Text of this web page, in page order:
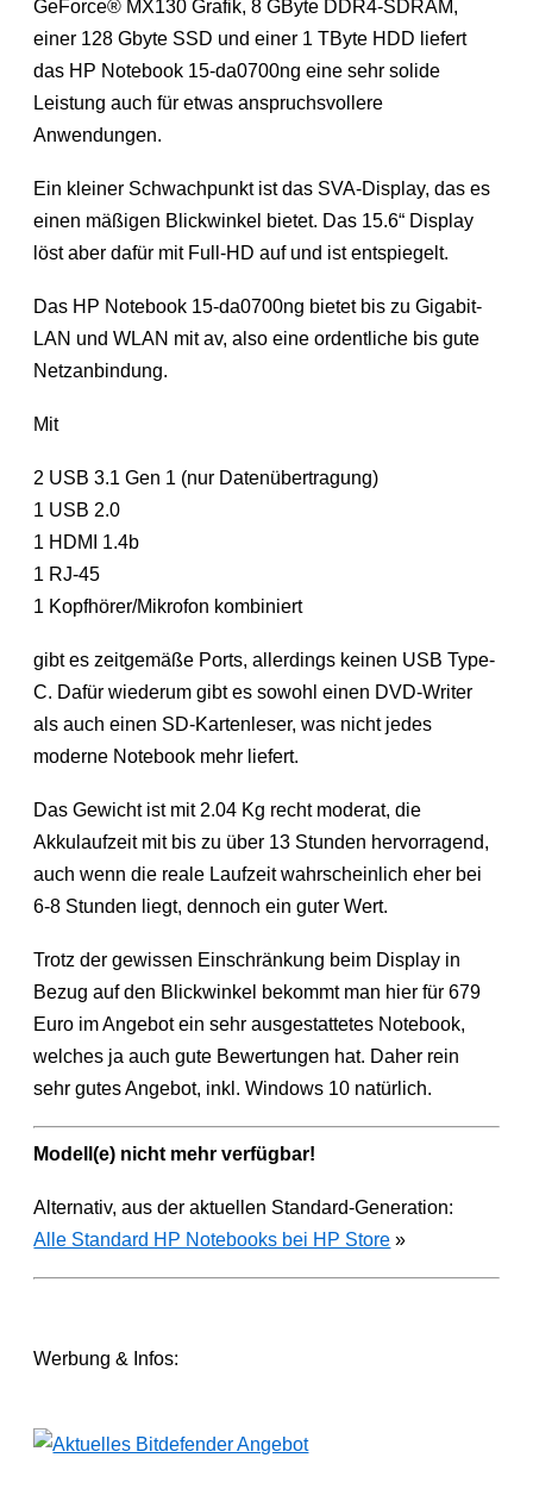
GeForce® MX130 Grafik, 8 GByte DDR4-SDRAM,
einer 128 Gbyte SSD und einer 1 TByte HDD liefert
das HP Notebook 15-da0700ng eine sehr solide
Leistung auch für etwas anspruchsvollere
Anwendungen.
Ein kleiner Schwachpunkt ist das SVA-Display, das es
einen mäßigen Blickwinkel bietet. Das 15.6“ Display
löst aber dafür mit Full-HD auf und ist entspiegelt.
Das HP Notebook 15-da0700ng bietet bis zu Gigabit-
LAN und WLAN mit av, also eine ordentliche bis gute
Netzanbindung.
Mit
2 USB 3.1 Gen 1 (nur Datenübertragung)
1 USB 2.0
1 HDMI 1.4b
1 RJ-45
1 Kopfhörer/Mikrofon kombiniert
gibt es zeitgemäße Ports, allerdings keinen USB Type-
C. Dafür wiederum gibt es sowohl einen DVD-Writer
als auch einen SD-Kartenleser, was nicht jedes
moderne Notebook mehr liefert.
Das Gewicht ist mit 2.04 Kg recht moderat, die
Akkulaufzeit mit bis zu über 13 Stunden hervorragend,
auch wenn die reale Laufzeit wahrscheinlich eher bei
6-8 Stunden liegt, dennoch ein guter Wert.
Trotz der gewissen Einschränkung beim Display in
Bezug auf den Blickwinkel bekommt man hier für 679
Euro im Angebot ein sehr ausgestattetes Notebook,
welches ja auch gute Bewertungen hat. Daher rein
sehr gutes Angebot, inkl. Windows 10 natürlich.
Modell(e) nicht mehr verfügbar!
Alternativ, aus der aktuellen Standard-Generation:
Alle Standard HP Notebooks bei HP Store »
Werbung & Infos: